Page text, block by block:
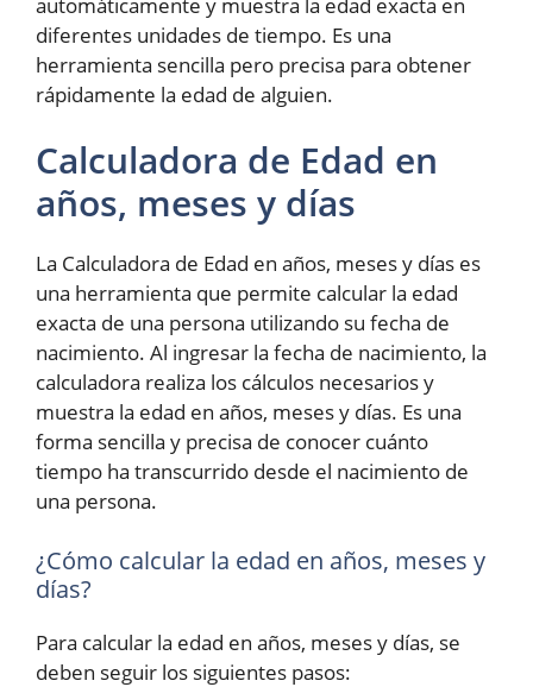
diferentes unidades de tiempo. Es una
herramienta sencilla pero precisa para obtener
rápidamente la edad de alguien.
Calculadora de Edad en
años, meses y días
La Calculadora de Edad en años, meses y días es
una herramienta que permite calcular la edad
exacta de una persona utilizando su fecha de
nacimiento. Al ingresar la fecha de nacimiento, la
calculadora realiza los cálculos necesarios y
muestra la edad en años, meses y días. Es una
forma sencilla y precisa de conocer cuánto
tiempo ha transcurrido desde el nacimiento de
una persona.
¿Cómo calcular la edad en años, meses y
días?
Para calcular la edad en años, meses y días, se
deben seguir los siguientes pasos: